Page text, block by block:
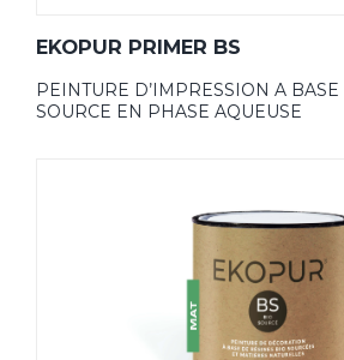
EKOPUR PRIMER BS
PEINTURE D’IMPRESSION A
SOURCE EN PHASE AQUEUSE